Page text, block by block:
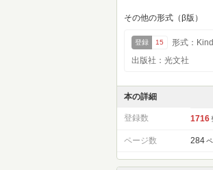
その他の形式（β版）
登録 15
形式：
出版社：光文社
本の詳細
登録数 1716
ページ数 284